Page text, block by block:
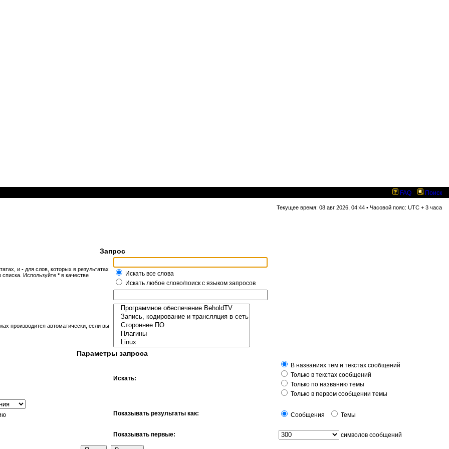
FAQ Поиск
Текущее время: 08 авг 2026, 04:44 • Часовой пояс: UTC + 3 часа
Запрос
и - для слов, которых в результатах
Используйте *в качестве
Искать все слова
Искать любое слово/поиск с языком запросов
производится автоматически, если вы
Параметры запроса
Искать:
В названиях тем и текстах сообщений
Только в текстах сообщений
Только по названию темы
Только в первом сообщении темы
Показывать результаты как: Сообщения Темы
Показывать первые: символов сообщений